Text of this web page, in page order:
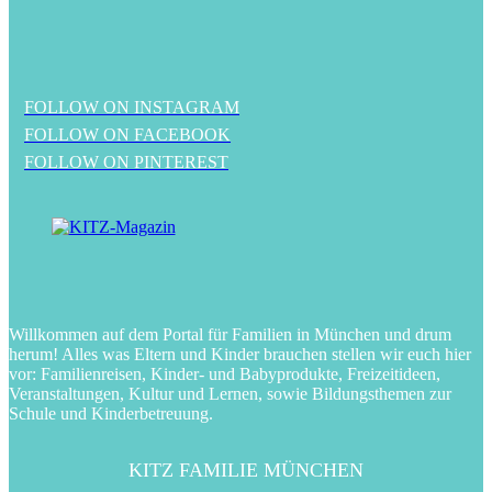
FOLLOW ON INSTAGRAM
FOLLOW ON FACEBOOK
FOLLOW ON PINTEREST
Willkommen auf dem Portal für Familien in München und drum
herum! Alles was Eltern und Kinder brauchen stellen wir euch hier
vor: Familienreisen, Kinder- und Babyprodukte, Freizeitideen,
Veranstaltungen, Kultur und Lernen, sowie Bildungsthemen zur
Schule und Kinderbetreuung.
KITZ FAMILIE MÜNCHEN